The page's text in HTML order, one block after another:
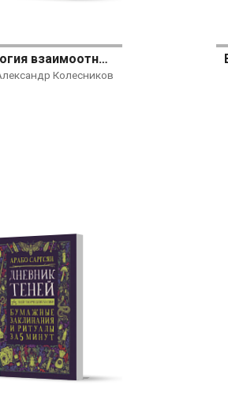
Астрология взаимоотношений. Ключ к пониманию друг друга. Том II. Новые подходы
Колесников